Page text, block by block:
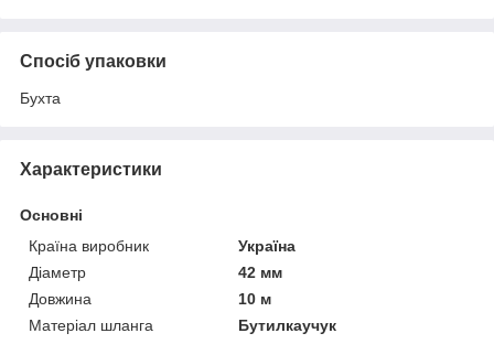
Спосіб упаковки
Бухта
Характеристики
Основні
Країна виробник
Україна
Діаметр
42 мм
Довжина
10 м
Матеріал шланга
Бутилкаучук